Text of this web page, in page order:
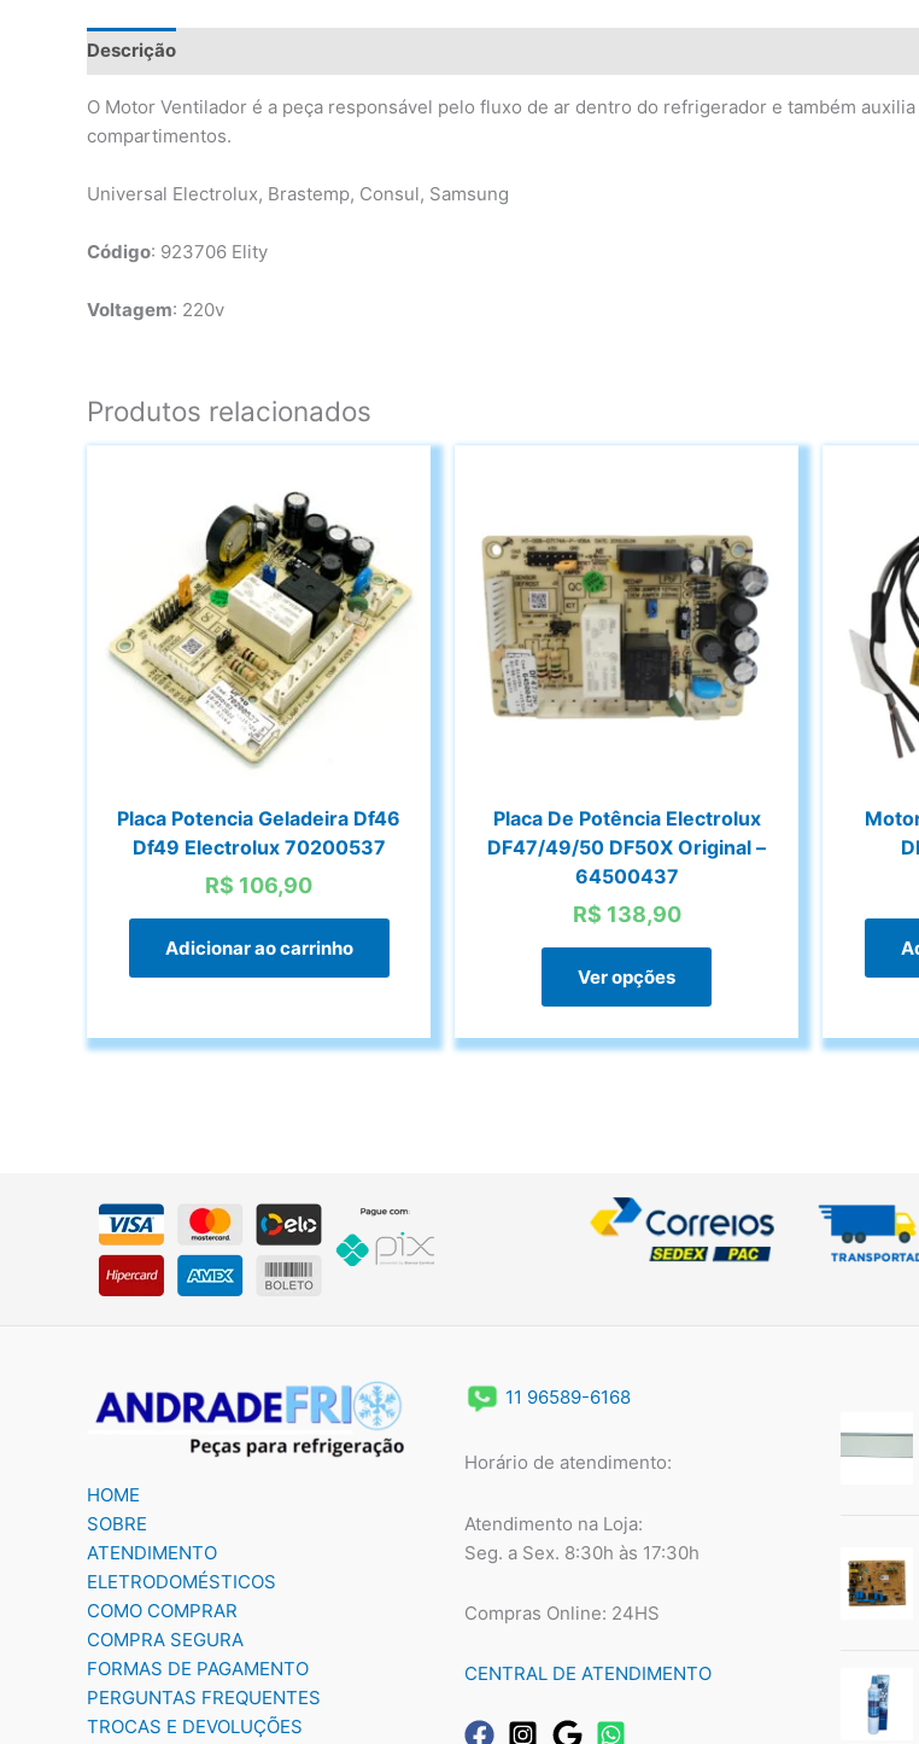
Descrição
O Motor Ventilador é a peça responsável pelo fluxo de ar dentro do refrigerador e também
compartimentos.
Universal Electrolux, Brastemp, Consul, Samsung
Código: 923706 Elity
Voltagem: 220v
Produtos relacionados
Placa Potencia Geladeira Df46
Df49 Electrolux 70200537
R$ 106,90
Adicionar ao carrinho
Placa De Potência Electrolux
DF47/49/50 DF50X Original –
64500437
R$ 138,90
Ver opções
Este
tem
várias
escolhidas
na
página
HOME
SOBRE
ATENDIMENTO
ELETRODOMÉSTICOS
COMO COMPRAR
COMPRA SEGURA
FORMAS DE PAGAMENTO
PERGUNTAS FREQUENTES
TROCAS E DEVOLUÇÕES
11 96589-6168
Horário de atendimento:
Atendimento na Loja:
Seg. a Sex. 8:30h às 17:30h
Compras Online: 24HS
CENTRAL DE ATENDIMENTO